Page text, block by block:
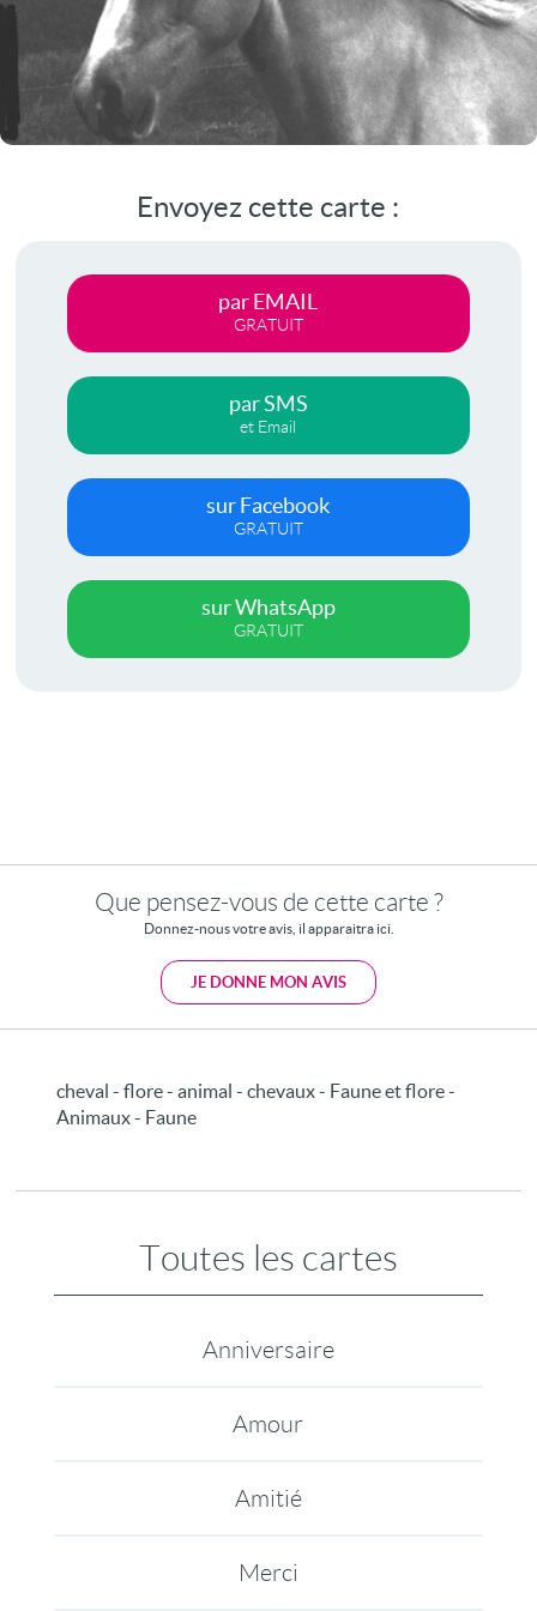
Envoyez cette carte :
par EMAIL
GRATUIT
par SMS
et Email
sur Facebook
GRATUIT
sur WhatsApp
GRATUIT
Que pensez-vous de cette carte ?
Donnez-nous votre avis, il apparaitra ici.
JE DONNE MON AVIS
cheval - flore - animal - chevaux - Faune et flore -
Animaux - Faune
Toutes les cartes
Anniversaire
Amour
Amitié
Merci